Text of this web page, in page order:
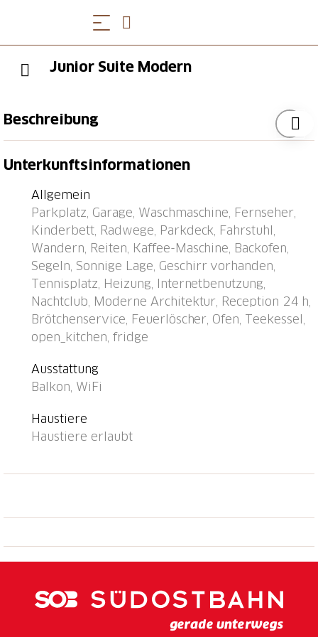
Junior Suite Modern
Beschreibung
Stockwerken, Baujahr 1960, renoviert. 22
400 m vom Zentrum von Ascona, im Bezirk Lago
Maggiore, ruhige, sonnige Lage am Hang, 400 m vom
See. Im Hause: Empfang, Wireless LAN, Fahrstuhl,
Einstellraum für Fahrräder, Zentralheizung,
Waschmaschine (extra), Wäschetrockner (zur
Mitbenutzung, extra). Brötchenservice möglich.
Parkplatz (beschränkte Anzahl, extra) auf dem
Grundstück, Gemeinschaftsgarage (extra).
Parkplatz/Garage nur für kleine - mittlere Fahrzeuge
geeignet. Maße: Höhe 205 cm Breite 220 cm.
Einkaufsgeschäft 400 m, Lebensmittelgeschäft,
Supermarkt 600 m, Einkaufszentrum 1.4 km,
Bäckerei, Fußgängerzone 400 m, Zentrum zu Fuss in
10 Minuten erreichbar, Bushaltestelle "Ascona Centro
km. Nahe gelegene Sehenswürdigkeiten: Madonana
Inseln. Bekannte Seen in der Umgebung sind gut
erreichbar: Lago Maggiore, Lago di Lugano, Lago di
Como, Lago di Orta. Wandergebiete: Monte Veritè,
Unterkunftsinformationen
Allgemein
Parkplatz, Garage, Waschmaschine, Fernseher,
Kinderbett, Radwege, Parkdeck, Fahrstuhl,
Wandern, Reiten, Kaffee-Maschine, Backofen,
Segeln, Sonnige Lage, Geschirr vorhanden,
Tennisplatz, Heizung, Internetbenutzung,
Nachtclub, Moderne Architektur, Reception 24 h,
Brötchenservice, Feuerlöscher, Ofen, Teekessel,
open_kitchen, fridge
Ausstattung
Balkon, WiFi
Haustiere
Haustiere erlaubt